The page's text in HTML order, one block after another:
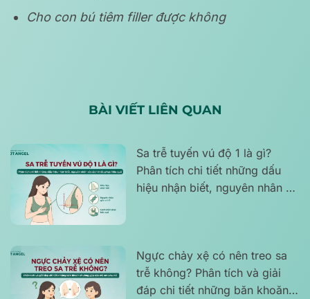
Cho con bú tiêm filler được không
BÀI VIẾT LIÊN QUAN
Sa trễ tuyến vú độ 1 là gì?
Phân tích chi tiết những dấu
hiệu nhận biết, nguyên nhân và
Ngực chảy xệ có nên treo sa
trễ không? Phân tích và giải
đáp chi tiết những băn khoăn